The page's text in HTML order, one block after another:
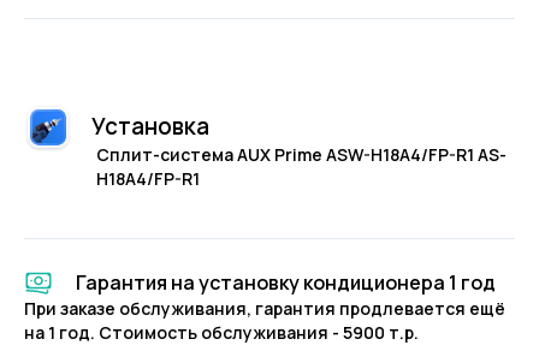
Установка
Сплит-система AUX Prime ASW-H18A4/FP-R1 AS-
H18A4/FP-R1
Гарантия на установку кондиционера 1 год
При заказе обслуживания, гарантия продлевается ещё
на 1 год. Стоимость обслуживания - 5900 т.р.